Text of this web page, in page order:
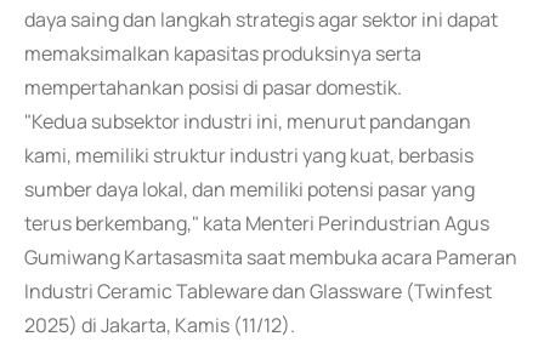
daya saing dan langkah strategis agar sektor ini dapat
memaksimalkan kapasitas produksinya serta
mempertahankan posisi di pasar domestik.
"Kedua subsektor industri ini, menurut pandangan
kami, memiliki struktur industri yang kuat, berbasis
sumber daya lokal, dan memiliki potensi pasar yang
terus berkembang," kata Menteri Perindustrian Agus
Gumiwang Kartasasmita saat membuka acara Pameran
Industri Ceramic Tableware dan Glassware (Twinfest
2025) di Jakarta, Kamis (11/12).